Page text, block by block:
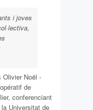
i joves
Olivier Noël -
de
conferenciant
Universitat de